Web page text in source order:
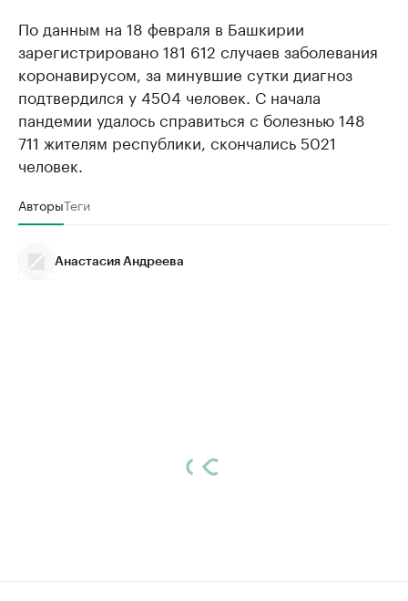
По данным на 18 февраля в Башкирии
зарегистрировано 181 612 случаев заболевания
коронавирусом, за минувшие сутки диагноз
подтвердился у 4504 человек. С начала
пандемии удалось справиться с болезнью 148
711 жителям республики, скончались 5021
человек.
АвторыТеги
Анастасия Андреева